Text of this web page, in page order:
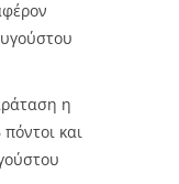
η
και